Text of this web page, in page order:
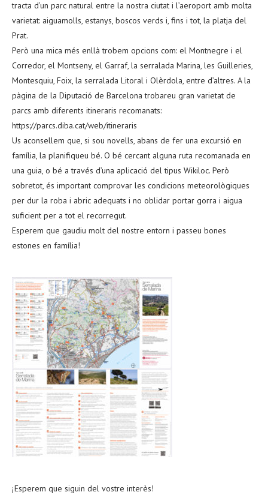
tracta d’un parc natural entre la nostra ciutat i l’aeroport amb molta
varietat: aiguamolls, estanys, boscos verds i, fins i tot, la platja del
Prat.
Però una mica més enllà trobem opcions com: el Montnegre i el
Corredor, el Montseny, el Garraf, la serralada Marina, les Guilleries,
Montesquiu, Foix, la serralada Litoral i Olèrdola, entre d’altres. A la
pàgina de la Diputació de Barcelona trobareu gran varietat de
parcs amb diferents itineraris recomanats:
https://parcs.diba.cat/web/itineraris
Us aconsellem que, si sou novells, abans de fer una excursió en
família, la planifiqueu bé. O bé cercant alguna ruta recomanada en
una guia, o bé a través d’una aplicació del tipus Wikiloc. Però
sobretot, és important comprovar les condicions meteorològiques
per dur la roba i abric adequats i no oblidar portar gorra i aigua
suficient per a tot el recorregut.
Esperem que gaudiu molt del nostre entorn i passeu bones
estones en família!
¡Esperem que siguin del vostre interès!